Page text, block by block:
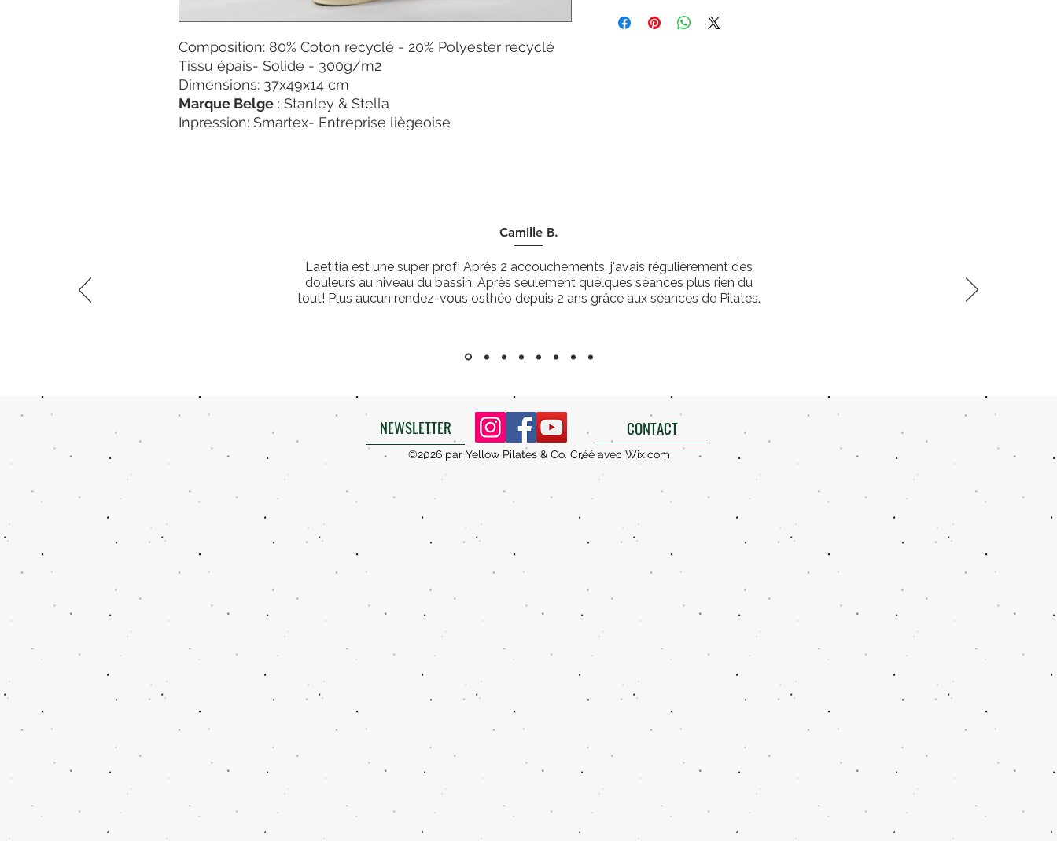
Composition: 80% Coton recyclé - 20% Polyester recyclé
Tissu épais- Solide - 300g/m2
Dimensions: 37x49x14 cm
Marque Belge : Stanley & Stella
Inpression: Smartex- Entreprise liègeoise
Camille B.
Laetitia est une super prof! Après 2 accouchements, j'avais régulièrement des
douleurs au niveau du bassin. Après seulement quelques séances plus rien du
tout! Plus aucun rendez-vous osthéo depuis 2 ans grâce aux séances de Pilates.
NEWSLETTER CONTACT
©2026 par Yellow Pilates & Co. Créé avec Wix.com